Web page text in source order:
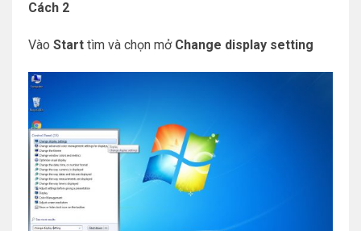
Cách 2
Vào Start tìm và chọn mở Change display setting